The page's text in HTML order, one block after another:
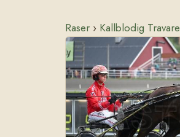
Raser › Kallblodig Travare